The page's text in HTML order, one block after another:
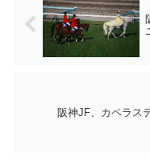
阪神JF、カペラス